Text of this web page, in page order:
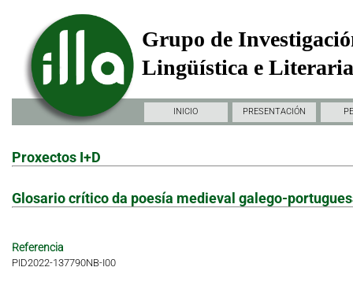
Grupo de
Lingüística e
INICIO PRESENTACIÓN
Proxectos I+D
Glosario crítico da poesía medieval galego-
Referencia
PID2022-137790NB-I00